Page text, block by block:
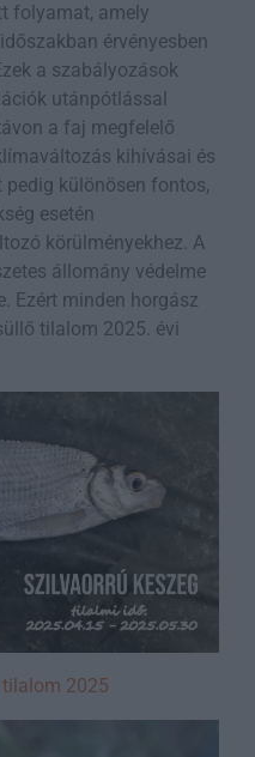
folyamat, amely
érvényesben
a szabályozások
utánpótlással
a faj megfelelő
kihívásai és
különösen fontos,
esetén
körülményekhez. A
állomány védelme
Ezért minden horgász
tilalom 2025. évi
2025